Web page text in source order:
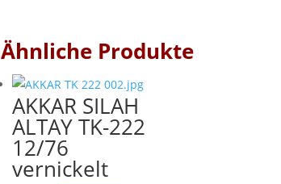
Ähnliche Produkte
AKKAR SILAH
ALTAY TK-222
12/76
vernickelt